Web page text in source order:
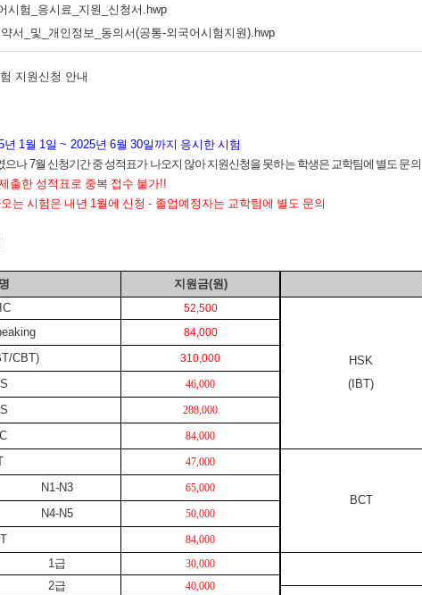
시험_응시료_지원_신청서.hwp
서_및_개인정보_동의서(공통-외국어시험지원).hwp
지원신청 안내
년 1월 1일 ~ 2025년 6월 30일까지 응시한 시험
으나7월 신청기간 중 성적표가 나오지 않아 지원신청을 못하는 학생은 교학팀에 별도 문의
출한 성적표로 중복 접수 불가!!
는 시험은 내년 1월에 신청 - 졸업예정자는 교학팀에 별도 문의
지원금(원)
52,500
HSK
(IBT)
84,000
CBT) 310,000
46,000
288,000
84,000
47,000
BCT
N1-N3 65,000
N4-N5 50,000
84,000
1급 30,000
2급 40,000